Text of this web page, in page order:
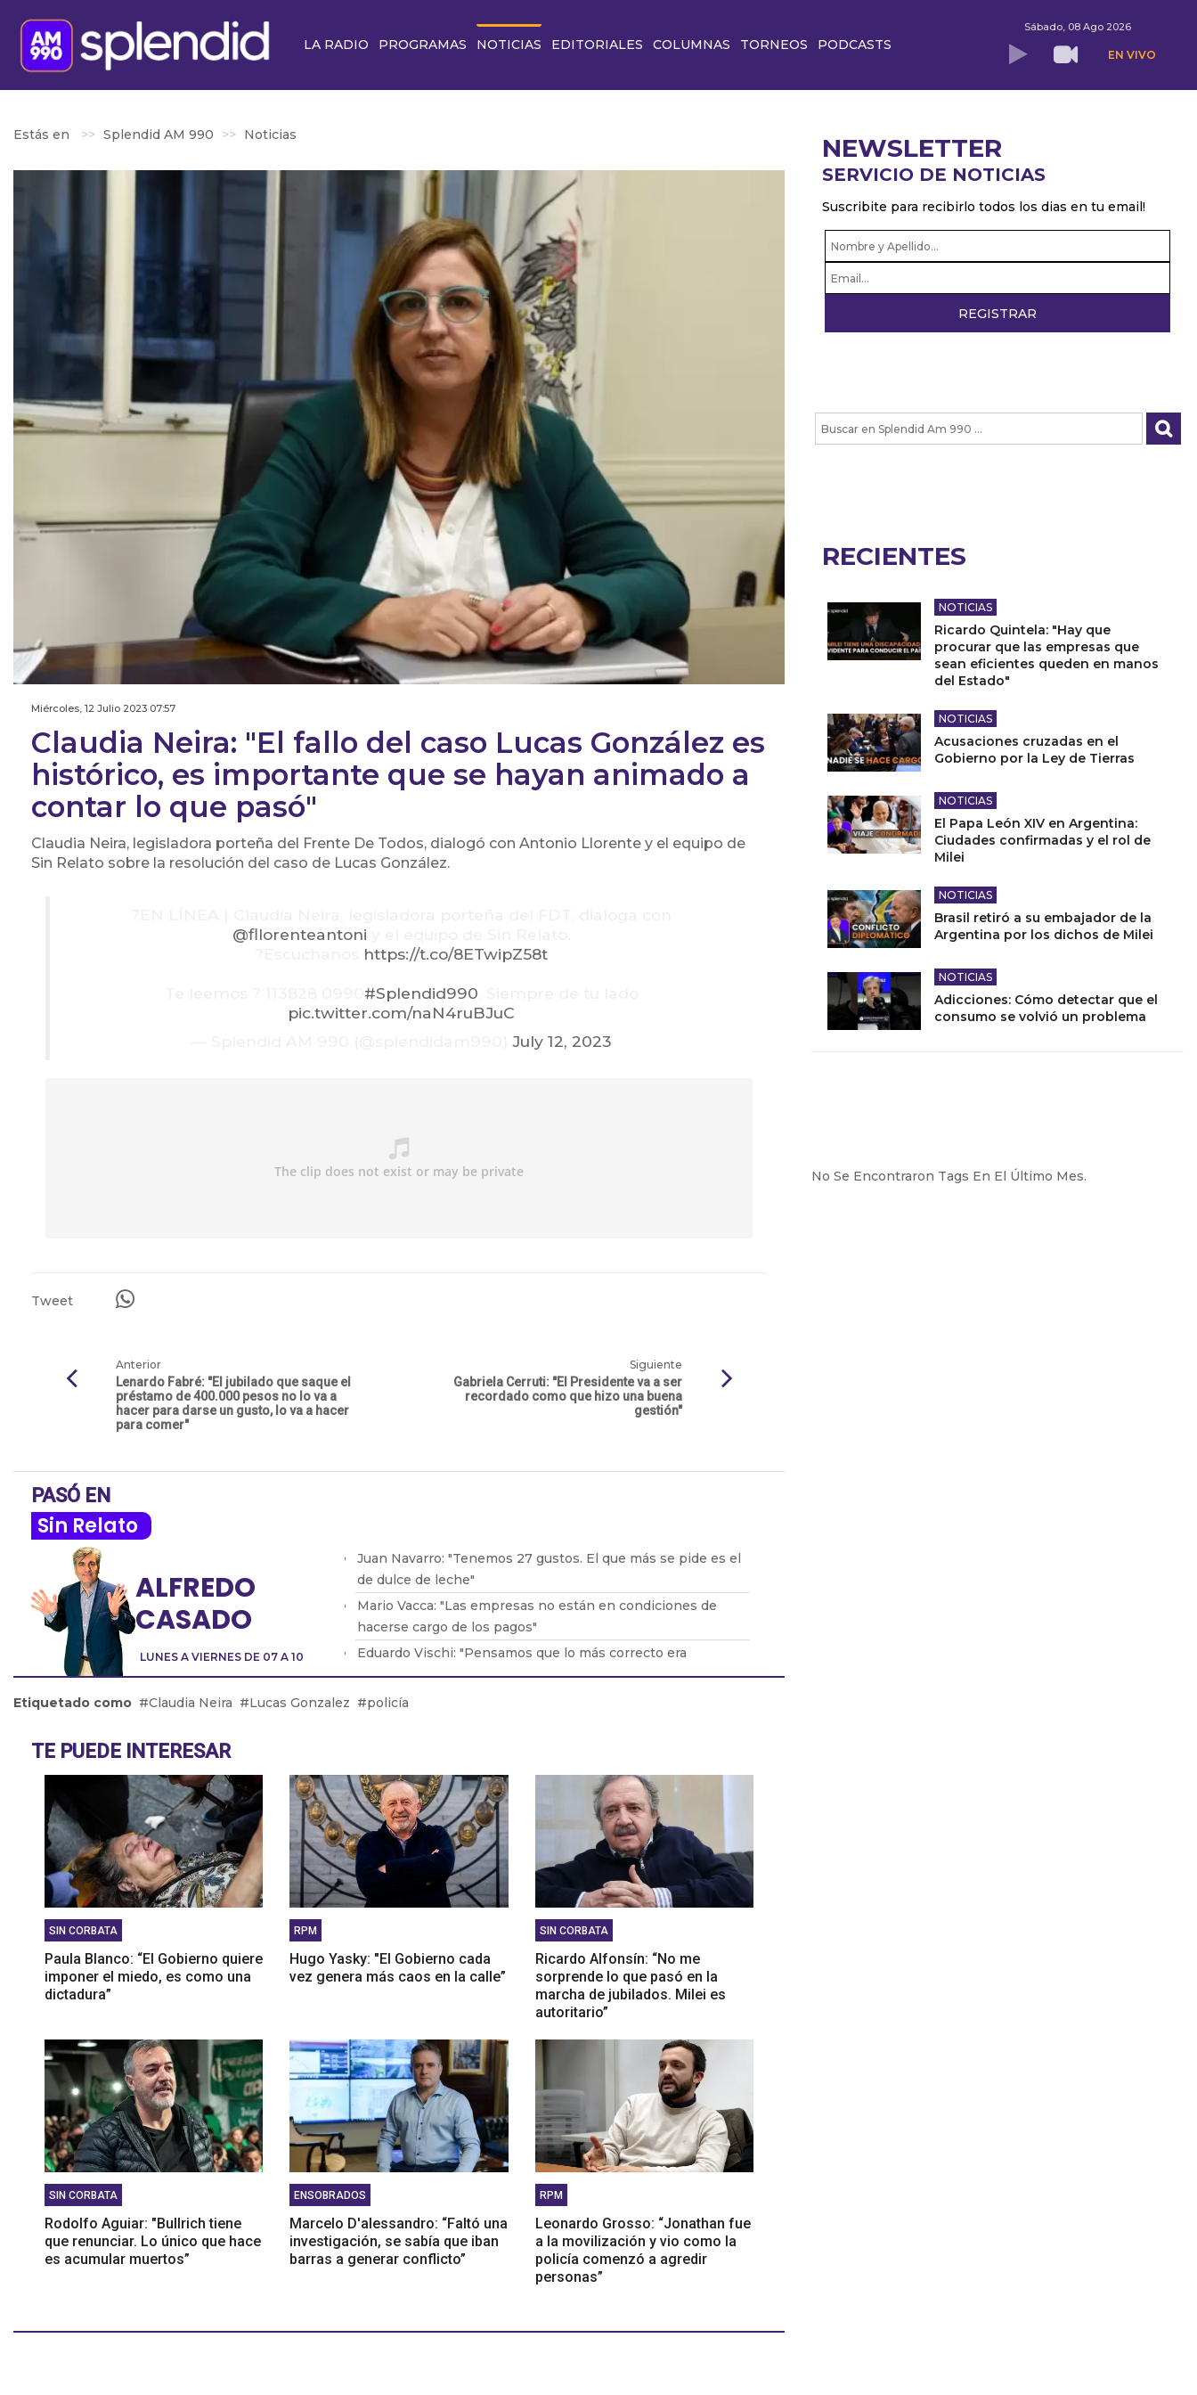
LA RADIO PROGRAMAS NOTICIAS EDITORIALES COLUMNAS TORNEOS PODCASTS
Sábado, 08 Ago 2026
EN VIVO
Estás en Splendid AM 990 Noticias
Miércoles, 12 Julio 2023 07:57
Claudia Neira: "El fallo del caso Lucas González es
histórico, es importante que se hayan animado a
contar lo que pasó"
Claudia Neira, legisladora porteña del Frente De Todos, dialogó con Antonio Llorente y el equipo de
Sin Relato sobre la resolución del caso de Lucas González.
@fllorenteantoni
https://t.co/8ETwipZ58t
#Splendid990
pic.twitter.com/naN4ruBJuC
July 12, 2023
Tweet
Anterior
Lenardo Fabré: "El jubilado que saque el
préstamo de 400.000 pesos no lo va a
hacer para darse un gusto, lo va a hacer
para comer"
Siguiente
Gabriela Cerruti: "El Presidente va a ser
recordado como que hizo una buena
gestión"
PASÓ EN
Sin Relato
LUNES A VIERNES DE 07 A 10
ALFREDO
CASADO
Juan Navarro: "Tenemos 27 gustos. El que más se pide es el
de dulce de leche"
Mario Vacca: "Las empresas no están en condiciones de
hacerse cargo de los pagos"
Eduardo Vischi: "Pensamos que lo más correcto era
modificar el DNU, no tirarlo abajo"
Lic. Eduardo Lavorato: "Que los padres consuman con sus
Etiquetado como Claudia Neira Lucas Gonzalez policía
TE PUEDE INTERESAR
SIN CORBATA
Paula Blanco: “El Gobierno quiere
imponer el miedo, es como una
dictadura”
RPM
Hugo Yasky: "El Gobierno cada
vez genera más caos en la calle”
SIN CORBATA
Ricardo Alfonsín: “No me
sorprende lo que pasó en la
marcha de jubilados. Milei es
autoritario”
SIN CORBATA
Rodolfo Aguiar: "Bullrich tiene
que renunciar. Lo único que hace
es acumular muertos”
ENSOBRADOS
Marcelo D'alessandro: “Faltó una
investigación, se sabía que iban
barras a generar conflicto”
RPM
Leonardo Grosso: “Jonathan fue
a la movilización y vio como la
policía comenzó a agredir
personas”
NEWSLETTER
SERVICIO DE NOTICIAS
Suscribite para recibirlo todos los dias en tu email!
RECIENTES
NOTICIAS
Ricardo Quintela: "Hay que
procurar que las empresas que
sean eficientes queden en manos
del Estado"
NOTICIAS
Acusaciones cruzadas en el
Gobierno por la Ley de Tierras
NOTICIAS
El Papa León XIV en Argentina:
Ciudades confirmadas y el rol de
Milei
NOTICIAS
Brasil retiró a su embajador de la
Argentina por los dichos de Milei
NOTICIAS
Adicciones: Cómo detectar que el
consumo se volvió un problema
No Se Encontraron Tags En El Último Mes.